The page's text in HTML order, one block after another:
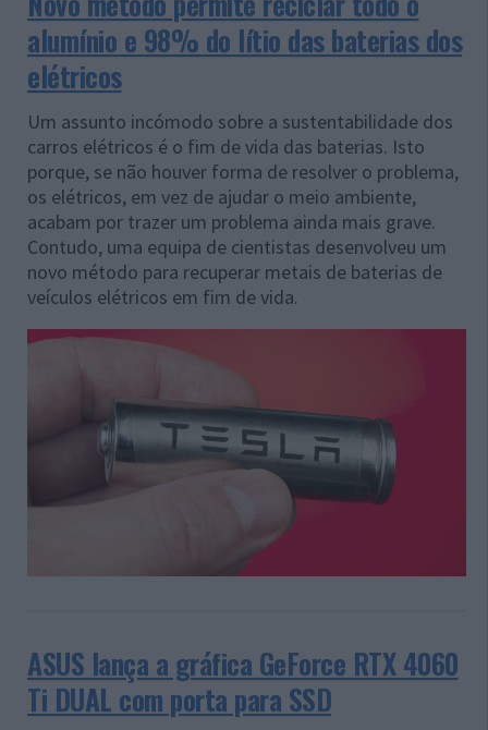
alumínio e 98% do lítio das baterias dos
elétricos
Um assunto incómodo sobre a sustentabilidade dos
carros elétricos é o fim de vida das baterias. Isto
porque, se não houver forma de resolver o problema,
os elétricos, em vez de ajudar o meio ambiente,
acabam por trazer um problema ainda mais grave.
Contudo, uma equipa de cientistas desenvolveu um
novo método para recuperar metais de baterias de
veículos elétricos em fim de vida.
ASUS lança a gráfica GeForce RTX 4060
Ti DUAL com porta para SSD